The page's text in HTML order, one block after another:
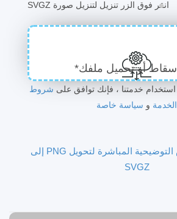
انقر فوق الزر تنزيل لتنزيل صورة SVGZ
أو تحميل ملفك*
خدمتنا ، فإنك توافق على شروط
الخدمة و سياسة خاصة
العروض التوضيحية المباشرة لتحويل PNG إلى
SVGZ